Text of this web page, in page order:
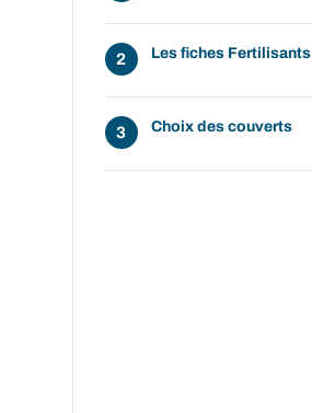
Les fiches Fertilisants
Choix des couverts